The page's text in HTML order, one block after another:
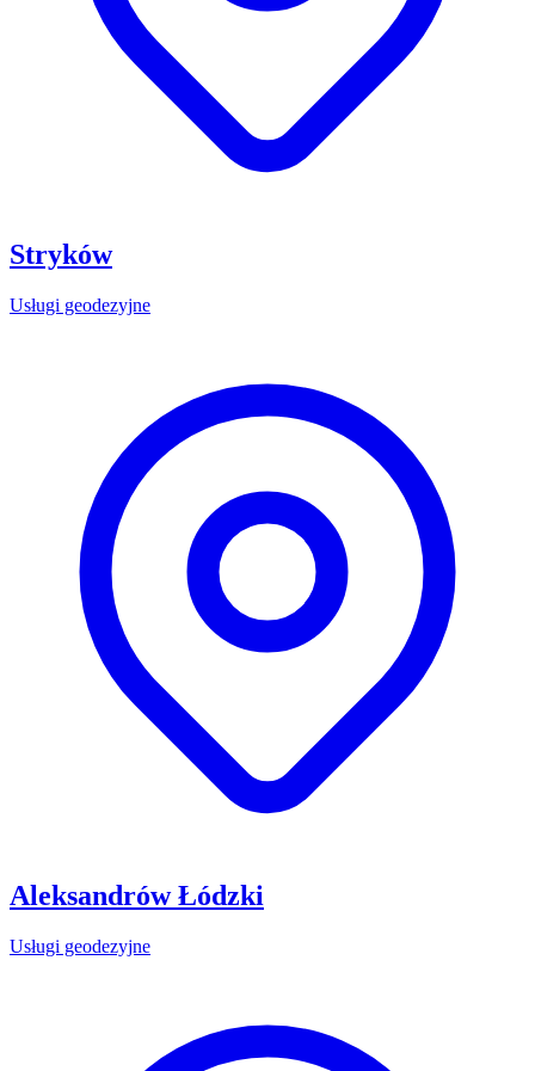
Stryków
Usługi geodezyjne
Aleksandrów Łódzki
Usługi geodezyjne